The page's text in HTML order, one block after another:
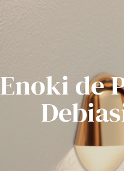
Enoki de